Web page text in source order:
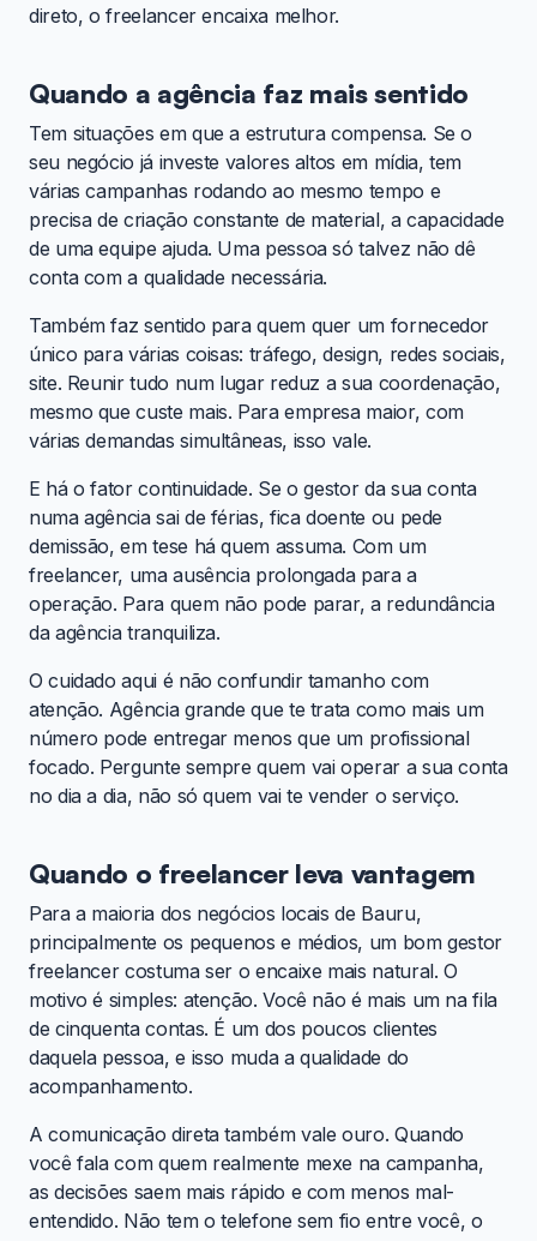
direto, o freelancer encaixa melhor.
Quando a agência faz mais sentido
Tem situações em que a estrutura compensa. Se o
seu negócio já investe valores altos em mídia, tem
várias campanhas rodando ao mesmo tempo e
precisa de criação constante de material, a capacidade
de uma equipe ajuda. Uma pessoa só talvez não dê
conta com a qualidade necessária.
Também faz sentido para quem quer um fornecedor
único para várias coisas: tráfego, design, redes sociais,
site. Reunir tudo num lugar reduz a sua coordenação,
mesmo que custe mais. Para empresa maior, com
várias demandas simultâneas, isso vale.
E há o fator continuidade. Se o gestor da sua conta
numa agência sai de férias, fica doente ou pede
demissão, em tese há quem assuma. Com um
freelancer, uma ausência prolongada para a
operação. Para quem não pode parar, a redundância
da agência tranquiliza.
O cuidado aqui é não confundir tamanho com
atenção. Agência grande que te trata como mais um
número pode entregar menos que um profissional
focado. Pergunte sempre quem vai operar a sua conta
no dia a dia, não só quem vai te vender o serviço.
Quando o freelancer leva vantagem
Para a maioria dos negócios locais de Bauru,
principalmente os pequenos e médios, um bom gestor
freelancer costuma ser o encaixe mais natural. O
motivo é simples: atenção. Você não é mais um na fila
de cinquenta contas. É um dos poucos clientes
daquela pessoa, e isso muda a qualidade do
acompanhamento.
A comunicação direta também vale ouro. Quando
você fala com quem realmente mexe na campanha,
as decisões saem mais rápido e com menos mal-
entendido. Não tem o telefone sem fio entre você, o